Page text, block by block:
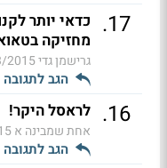
17
. כדאי יותר
מחזיקה
גרישמן גדי15:16
הגב לתגובה
16
. לראסל היקר!
אחת שמבינה א
הגב לתגובה